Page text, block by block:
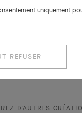
D'AUTRES
uniquement
REFUSER